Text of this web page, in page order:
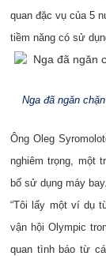
quan đặc vụ của 5
tiềm năng có sử
Nga đã ngăn
Ông Oleg
nghiêm trọng, một
bố sử dụng máy bay.
“Tôi lấy một ví dụ
vận hội Olympic
quan tình báo từ